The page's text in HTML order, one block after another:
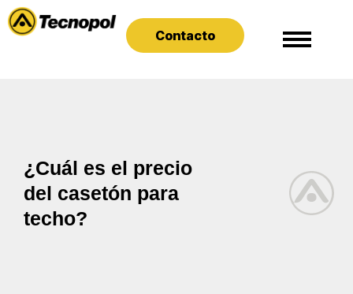
Contacto
¿Cuál es el precio
del casetón para
techo?